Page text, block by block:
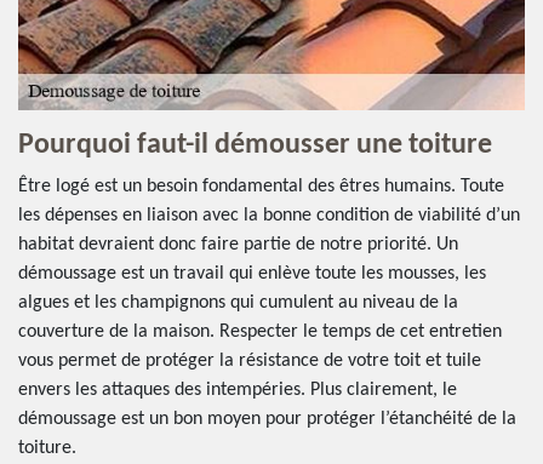
Pourquoi faut-il démousser une toiture
Être logé est un besoin fondamental des êtres humains. Toute
les dépenses en liaison avec la bonne condition de viabilité d’un
habitat devraient donc faire partie de notre priorité. Un
démoussage est un travail qui enlève toute les mousses, les
algues et les champignons qui cumulent au niveau de la
couverture de la maison. Respecter le temps de cet entretien
vous permet de protéger la résistance de votre toit et tuile
envers les attaques des intempéries. Plus clairement, le
démoussage est un bon moyen pour protéger l’étanchéité de la
toiture.